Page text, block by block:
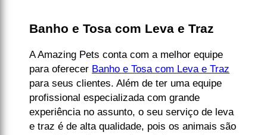
Banho e Tosa com Leva e Traz
A Amazing Pets conta com a melhor equipe
para oferecer Banho e Tosa com Leva e Traz
para seus clientes. Além de ter uma equipe
profissional especializada com grande
experiência no assunto, o seu serviço de leva
e traz é de alta qualidade, pois os animais são